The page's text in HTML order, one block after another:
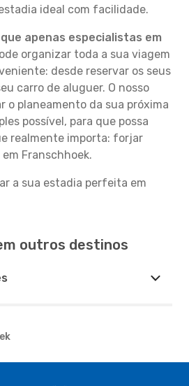
ideal com facilidade.
apenas especialistas em
organizar toda a sua viagem
desde reservar os seus
carro de aluguer. O nosso
o planeamento da sua próxima
possível, para que possa
realmente importa: forjar
Franschhoek.
a sua estadia perfeita em
outros destinos